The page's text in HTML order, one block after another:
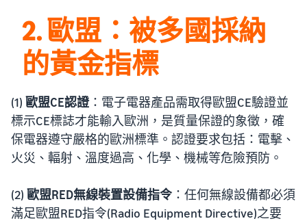
2. 歐盟：被多國採納
的黃金指標
(1) 歐盟CE認證：電子電器產品需取得歐盟CE驗證並
標示CE標誌才能輸入歐洲，是質量保證的象徵，確
保電器遵守嚴格的歐洲標準。認證要求包括：電擊、
火災、輻射、溫度過高、化學、機械等危險預防。
(2) 歐盟RED無線裝置設備指令 ：任何無線設備都必須
滿足歐盟RED指令(Radio Equipment Directive)之要